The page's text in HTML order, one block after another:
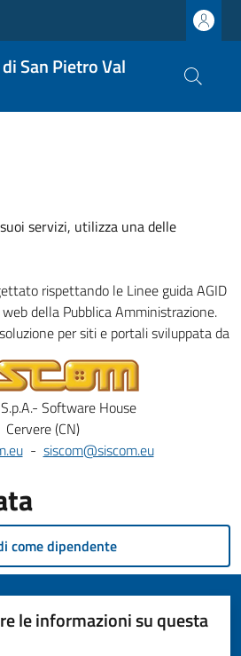
San Pietro Val
servizi, utilizza una delle
rispettando le Linee guida AGID
della Pubblica Amministrazione.
per siti e portali sviluppata da
Software House
Cervere (CN)
- siscom@siscom.eu
come dipendente
le informazioni su questa